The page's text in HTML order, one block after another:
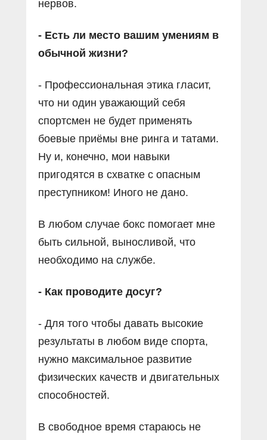
нервов.
- Есть ли место вашим умениям в
обычной жизни?
- Профессиональная этика гласит,
что ни один уважающий себя
спортсмен не будет применять
боевые приёмы вне ринга и татами.
Ну и, конечно, мои навыки
пригодятся в схватке с опасным
преступником! Иного не дано.
В любом случае бокс помогает мне
быть сильной, выносливой, что
необходимо на службе.
- Как проводите досуг?
- Для того чтобы давать высокие
результаты в любом виде спорта,
нужно максимальное развитие
физических качеств и двигательных
способностей.
В свободное время стараюсь не